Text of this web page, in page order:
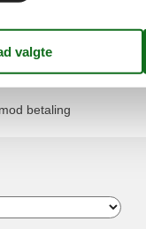
betaling